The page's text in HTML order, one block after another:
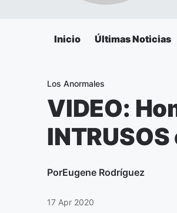
Inicio Últimas Noticias
Los Anormales
VIDEO:
PorEugene Rodríguez
17 Apr 2020